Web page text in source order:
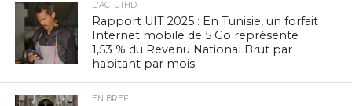
L'ACTUTHD
Rapport UIT 2025 : En Tunisie, un forfait
Internet mobile de 5 Go représente
1,53 % du Revenu National Brut par
habitant par mois
EN BREF